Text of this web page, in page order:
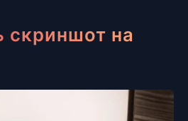
скриншот на